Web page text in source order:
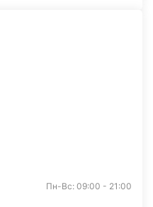
Пн-Вс: 09:00 - 21:00